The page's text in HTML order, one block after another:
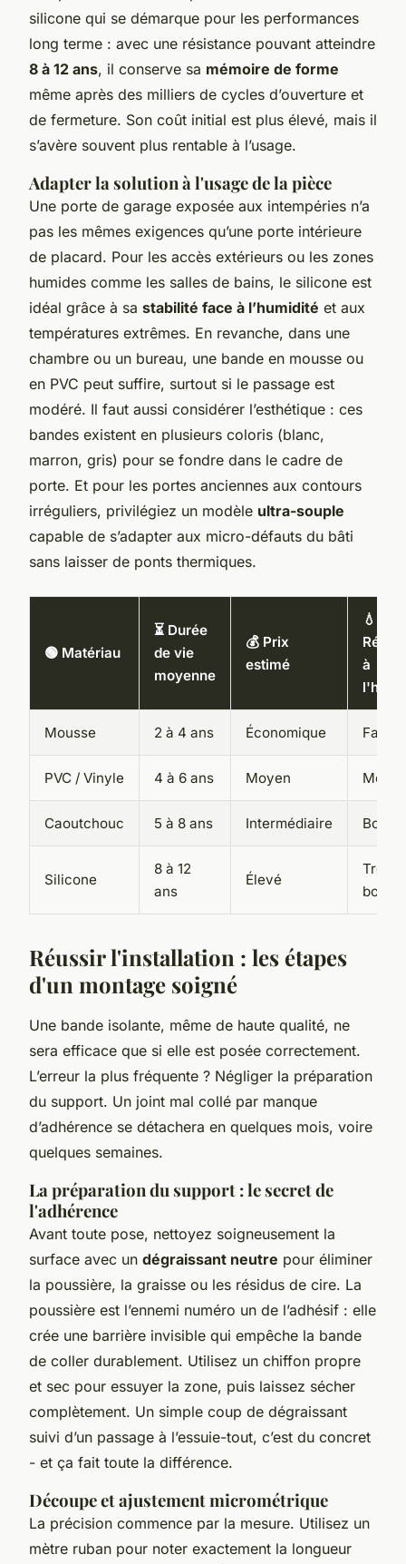
silicone qui se démarque pour les performances
long terme : avec une résistance pouvant atteindre
8 à 12 ans, il conserve sa mémoire de forme
même après des milliers de cycles d’ouverture et
de fermeture. Son coût initial est plus élevé, mais il
s’avère souvent plus rentable à l’usage.
Adapter la solution à l'usage de la pièce
Une porte de garage exposée aux intempéries n’a
pas les mêmes exigences qu’une porte intérieure
de placard. Pour les accès extérieurs ou les zones
humides comme les salles de bains, le silicone est
idéal grâce à sa stabilité face à l’humidité et aux
températures extrêmes. En revanche, dans une
chambre ou un bureau, une bande en mousse ou
en PVC peut suffire, surtout si le passage est
modéré. Il faut aussi considérer l’esthétique : ces
bandes existent en plusieurs coloris (blanc,
marron, gris) pour se fondre dans le cadre de
porte. Et pour les portes anciennes aux contours
irréguliers, privilégiez un modèle ultra-souple
capable de s’adapter aux micro-défauts du bâti
sans laisser de ponts thermiques.
🟢 Matériau
⏳ Durée
de vie
moyenne
💰 Prix
estimé
💧
à
Mousse 2 à 4 ans Économique Faible
PVC / Vinyle 4 à 6 ans Moyen
Caoutchouc 5 à 8 ans Intermédiaire Bonne
Silicone
8 à 12
ans
Élevé
Très
bonne
Réussir l'installation : les étapes
d'un montage soigné
Une bande isolante, même de haute qualité, ne
sera efficace que si elle est posée correctement.
L’erreur la plus fréquente ? Négliger la préparation
du support. Un joint mal collé par manque
d’adhérence se détachera en quelques mois, voire
quelques semaines.
La préparation du support : le secret de
l'adhérence
Avant toute pose, nettoyez soigneusement la
surface avec un dégraissant neutre pour éliminer
la poussière, la graisse ou les résidus de cire. La
poussière est l’ennemi numéro un de l’adhésif : elle
crée une barrière invisible qui empêche la bande
de coller durablement. Utilisez un chiffon propre
et sec pour essuyer la zone, puis laissez sécher
complètement. Un simple coup de dégraissant
suivi d’un passage à l’essuie-tout, c’est du concret
- et ça fait toute la différence.
Découpe et ajustement micrométrique
La précision commence par la mesure. Utilisez un
mètre ruban pour noter exactement la longueur